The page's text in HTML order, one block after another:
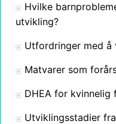
Hvilke
utvikling?
Utfordringer med å
Matvarer som
DHEA for kvinnelig
Utviklingsstadier